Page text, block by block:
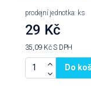
prodejní jednotka: ks
29 Kč
35,09 KčS DPH
Do